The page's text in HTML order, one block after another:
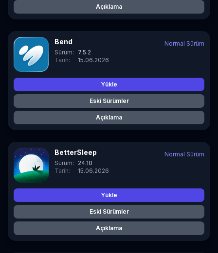
Açıklama
Bend
Sürüm:
7.5.2
Tarih:
15.06.2026
Normal Sürüm
Yükle
Eski Sürümler
Açıklama
BetterSleep
Sürüm:
24.10
Tarih:
15.06.2026
Normal Sürüm
Yükle
Eski Sürümler
Açıklama